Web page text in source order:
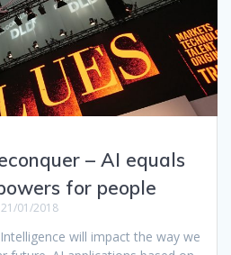
– AI equals
for people
21/01/2018
will impact the way we